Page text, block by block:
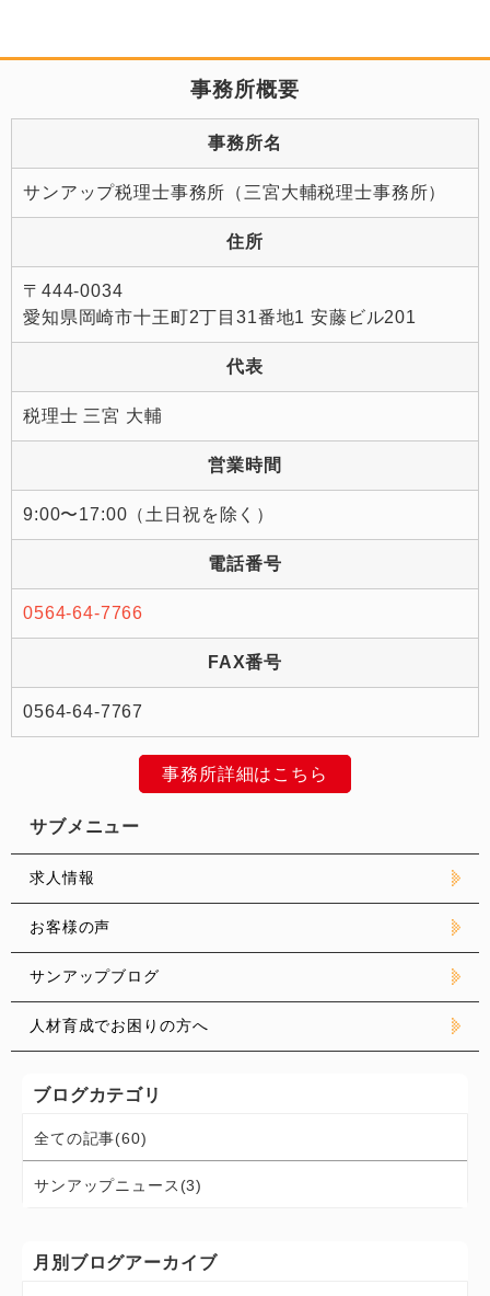
事務所概要
事務所名
サンアップ税理士事務所（三宮大輔税理士事務所）
住所
〒444-0034
愛知県岡崎市十王町2丁目31番地1 安藤ビル201
代表
税理士 三宮 大輔
営業時間
9:00〜17:00（土日祝を除く）
電話番号
0564-64-7766
FAX番号
0564-64-7767
事務所詳細はこちら
サブメニュー
求人情報
お客様の声
サンアップブログ
人材育成でお困りの方へ
ブログカテゴリ
全ての記事(60)
サンアップニュース(3)
月別ブログアーカイブ